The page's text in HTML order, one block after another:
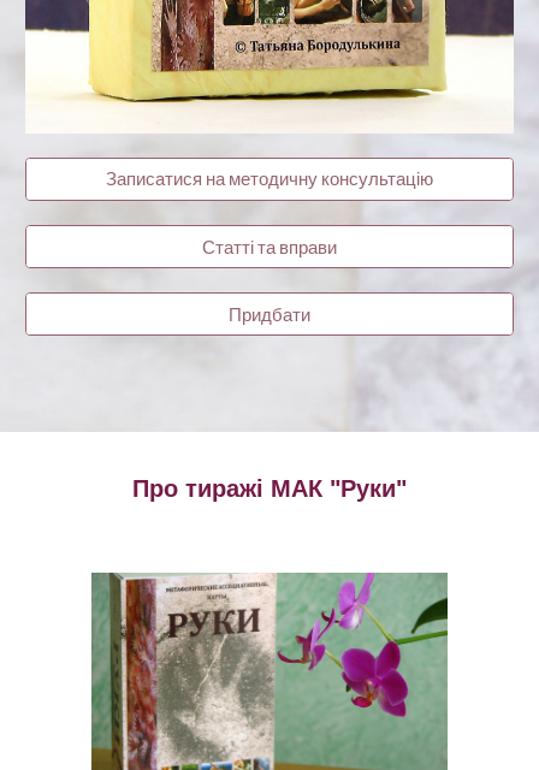
Записатися на методичну консультацію
Статті та вправи
Придбати
Про тиражі МАК "Руки"